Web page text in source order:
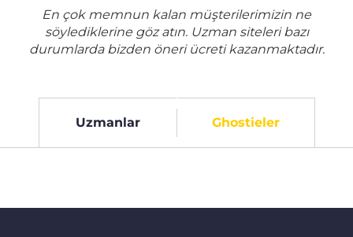
En çok memnun kalan müşterilerimizin ne
söylediklerine göz atın. Uzman siteleri bazı
durumlarda bizden öneri ücreti kazanmaktadır.
Uzmanlar Ghostieler